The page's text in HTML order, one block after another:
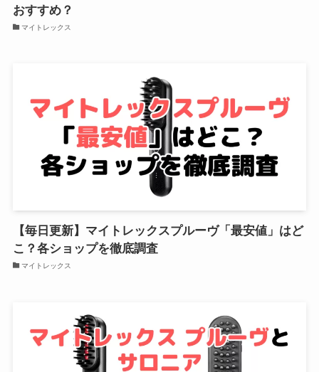
おすすめ？
マイトレックス
【毎日更新】マイトレックスプルーヴ「最安値」はど
こ？各ショップを徹底調査
マイトレックス